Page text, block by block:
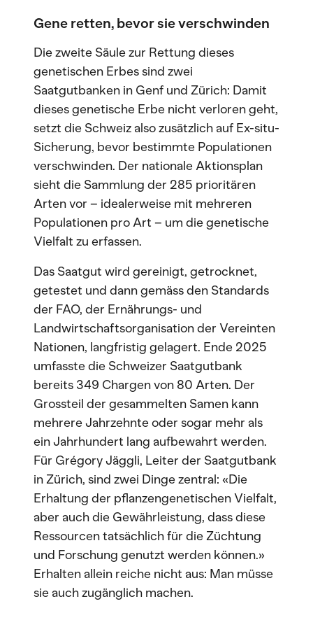
Gene retten, bevor sie verschwinden
Die zweite Säule zur Rettung dieses
genetischen Erbes sind zwei
Saatgutbanken in Genf und Zürich: Damit
dieses genetische Erbe nicht verloren geht,
setzt die Schweiz also zusätzlich auf Ex-situ-
Sicherung, bevor bestimmte Populationen
verschwinden. Der nationale Aktionsplan
sieht die Sammlung der 285 prioritären
Arten vor – idealerweise mit mehreren
Populationen pro Art – um die genetische
Vielfalt zu erfassen.
Das Saatgut wird gereinigt, getrocknet,
getestet und dann gemäss den Standards
der FAO, der Ernährungs- und
Landwirtschaftsorganisation der Vereinten
Nationen, langfristig gelagert. Ende 2025
umfasste die Schweizer Saatgutbank
bereits 349 Chargen von 80 Arten. Der
Grossteil der gesammelten Samen kann
mehrere Jahrzehnte oder sogar mehr als
ein Jahrhundert lang aufbewahrt werden.
Für Grégory Jäggli, Leiter der Saatgutbank
in Zürich, sind zwei Dinge zentral: «Die
Erhaltung der pflanzengenetischen Vielfalt,
aber auch die Gewährleistung, dass diese
Ressourcen tatsächlich für die Züchtung
und Forschung genutzt werden können.»
Erhalten allein reiche nicht aus: Man müsse
sie auch zugänglich machen.